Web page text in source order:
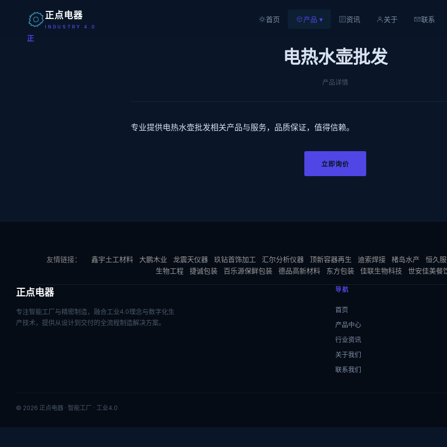
正
正点电器
INDUSTRY 4.0
首页 产品 ▾ 资讯 关于 联系
电热水壶批发
产品详情
专业提供电热水壶批发相关产品与服务，品质保证，值得信赖。
立即询价
友情链接： 鑫宇土工材料 大鹏木业 龙震天仪器 玖钻首饰加工 汇尔分析仪器 顶新容器再生 迪索焊接 楮岛水产
恒久
生物工程
捷诚包装 百乐源保鲜包装 德品高新材料 东方包装 佳联生物科技 世安佳美餐
正点电器
专注智能工厂与精密制造，融合工业4.0理念与数字化生
产技术，提供从设计到交付的全流程制造解决方案。
导航
首页
产品中心
行业资讯
关于我们
联系我们
© 2026 正点电器 · 智能工厂 · 工业4.0